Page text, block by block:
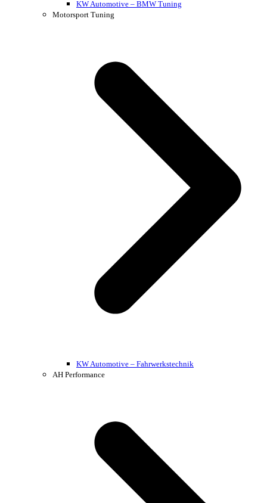
KW Automotive – BMW Tuning
Motorsport Tuning
KW Automotive – Fahrwerkstechnik
AH Performance